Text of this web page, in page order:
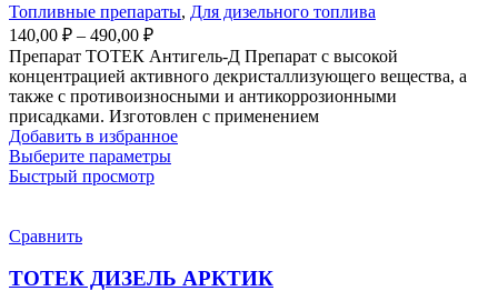
странице
Топливные препараты, Для дизельного топлива
140,00 ₽ – 490,00 ₽Диапазон
цен:
140,00 ₽
–
490,00 ₽
Препарат ТОТЕК Антигель-Д Препарат с высокой
концентрацией активного декристаллизующего вещества, а
также с противоизносными и антикоррозионными
присадками. Изготовлен с применением
Добавить в избранное
Выберите параметрыЭтот
можно
Быстрый просмотр
Сравнить
ТОТЕК ДИЗЕЛЬ АРКТИК